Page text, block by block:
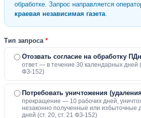
обработке. Запрос направляется
краевая независимая газета.
Тип запроса *
Отозвать согласие на обработку ПДн
ответ — в течение 30 календарных дней
ФЗ-152)
Потребовать уничтожения
прекращение — 10 рабочих дней,
незаконно полученные или избыточные
дней (ст. 20, ст. 21 ФЗ-152)